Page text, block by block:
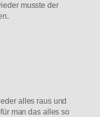
musste der
alles raus und
man das alles so